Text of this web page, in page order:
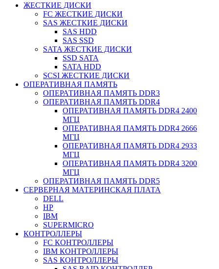
ЖЕСТКИЕ ДИСКИ
FC ЖЕСТКИЕ ДИСКИ
SAS ЖЕСТКИЕ ДИСКИ
SAS HDD
SAS SSD
SATA ЖЕСТКИЕ ДИСКИ
SSD SATA
SATA HDD
SCSI ЖЕСТКИЕ ДИСКИ
ОПЕРАТИВНАЯ ПАМЯТЬ
ОПЕРАТИВНАЯ ПАМЯТЬ DDR3
ОПЕРАТИВНАЯ ПАМЯТЬ DDR4
ОПЕРАТИВНАЯ ПАМЯТЬ DDR4 2400
МГЦ
ОПЕРАТИВНАЯ ПАМЯТЬ DDR4 2666
МГЦ
ОПЕРАТИВНАЯ ПАМЯТЬ DDR4 2933
МГЦ
ОПЕРАТИВНАЯ ПАМЯТЬ DDR4 3200
МГЦ
ОПЕРАТИВНАЯ ПАМЯТЬ DDR5
СЕРВЕРНАЯ МАТЕРИНСКАЯ ПЛАТА
DELL
HP
IBM
SUPERMICRO
КОНТРОЛЛЕРЫ
FC КОНТРОЛЛЕРЫ
IBM КОНТРОЛЛЕРЫ
SAS КОНТРОЛЛЕРЫ